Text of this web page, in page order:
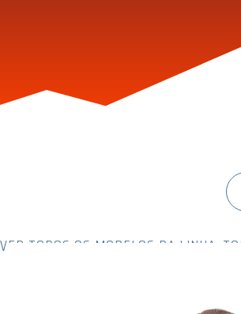
VER TODOS OS MODELOS DA LINHA: